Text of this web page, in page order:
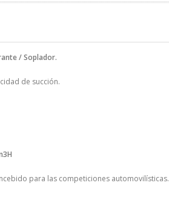
/ Soplador.
de succión.
para las competiciones automovilísticas.